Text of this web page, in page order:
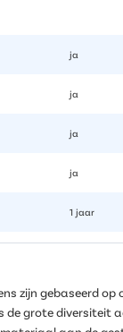
ja
ja
ja
ja
1 jaar
zijn gebaseerd
de grote